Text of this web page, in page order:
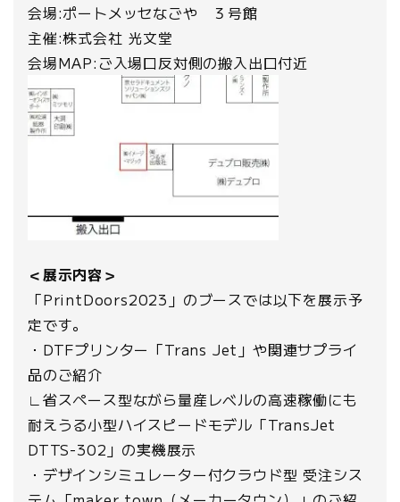
会場:ポートメッセなごや ３号館
主催:株式会社 光文堂
会場MAP:ご入場口反対側の搬入出口付近
＜展示内容＞
「PrintDoors2023」のブースでは以下を展示予
定です。
・DTFプリンター「Trans Jet」や関連サプライ
品のご紹介
∟省スペース型ながら量産レベルの高速稼働にも
耐えうる小型ハイスピードモデル「TransJet
DTTS-302」の実機展示
・デザインシミュレーター付クラウド型 受注シス